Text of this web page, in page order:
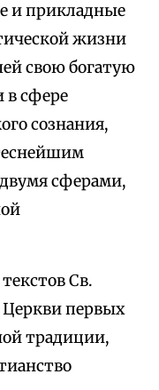
и прикладные
жизни
свою богатую
в сфере
сознания,
сферами,
Св.
первых
традиции,